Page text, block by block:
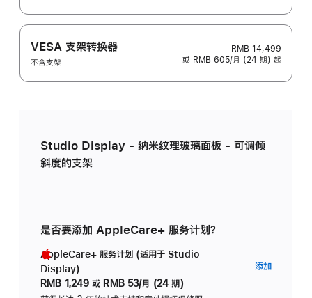
VESA 支架转换器
不含支架
RMB 14,499
或 RMB 605/月 (24 期) 起
Studio Display - 纳米纹理玻璃面板 - 可调倾
斜度的支架
是否要添加 AppleCare+ 服务计划？
AppleCare+ 服务计划 (适用于 Studio
Display)
RMB 1,249 或 RMB 53/月 (24 期)
添加